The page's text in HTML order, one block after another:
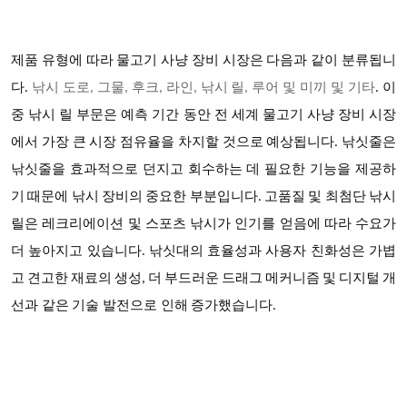
제품 유형에 따라 물고기 사냥 장비 시장은 다음과 같이 분류됩니
다. 낚시 도로, 그물, 후크, 라인, 낚시 릴, 루어 및 미끼 및 기타. 이
중 낚시 릴 부문은 예측 기간 동안 전 세계 물고기 사냥 장비 시장
에서 가장 큰 시장 점유율을 차지할 것으로 예상됩니다. 낚싯줄은
낚싯줄을 효과적으로 던지고 회수하는 데 필요한 기능을 제공하
기 때문에 낚시 장비의 중요한 부분입니다. 고품질 및 최첨단 낚시
릴은 레크리에이션 및 스포츠 낚시가 인기를 얻음에 따라 수요가
더 높아지고 있습니다. 낚싯대의 효율성과 사용자 친화성은 가볍
고 견고한 재료의 생성, 더 부드러운 드래그 메커니즘 및 디지털 개
선과 같은 기술 발전으로 인해 증가했습니다.